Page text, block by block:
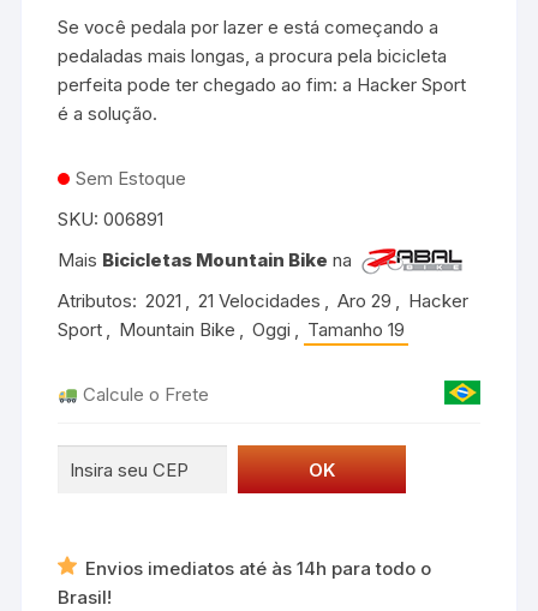
Se você pedala por lazer e está começando a
pedaladas mais longas, a procura pela bicicleta
perfeita pode ter chegado ao fim: a Hacker Sport
é a solução.
Sem Estoque
SKU:006891
Mais Bicicletas Mountain Bike na
Atributos: 2021 , 21 Velocidades , Aro 29 , Hacker
Sport , Mountain Bike , Oggi , Tamanho 19
Calcule o Frete
Envios imediatos até às 14h para todo o
Brasil!